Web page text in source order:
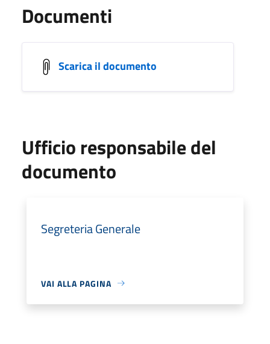
Documenti
Scarica il documento
Ufficio responsabile del
documento
Segreteria Generale
VAI ALLA PAGINA